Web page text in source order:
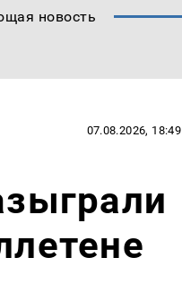
новость
07.08.2026, 18:49